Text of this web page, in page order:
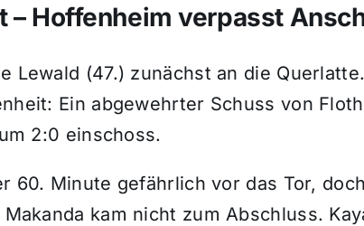
– Hoffenheim verpasst
Lewald (47.) zunächst an die
Ein abgewehrter Schuss von
2:0 einschoss.
60. Minute gefährlich vor das Tor,
kam nicht zum Abschluss.